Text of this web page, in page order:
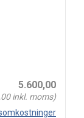
5.600,00
inkl. moms)